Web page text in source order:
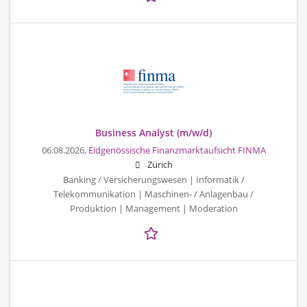
Business Analyst (m/w/d)
06.08.2026, Eidgenössische Finanzmarktaufsicht FINMA
Zürich
Banking / Versicherungswesen | Informatik /
Telekommunikation | Maschinen- / Anlagenbau /
Produktion | Management | Moderation